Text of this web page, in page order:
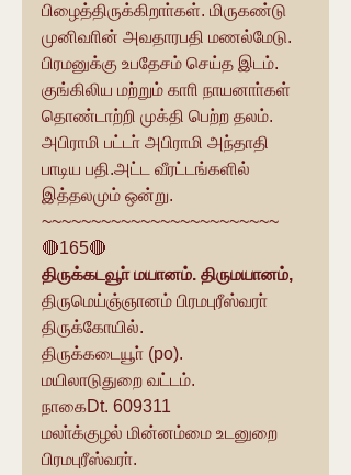
பிழைத்திருக்கிறாா்கள். மிருகண்டு
முனிவாின் அவதாரபதி மணல்மேடு.
பிரமனுக்கு உபதேசம் செய்த இடம்.
குங்கிலிய மற்றும் காாி நாயனாா்கள்
தொண்டாற்றி முக்தி பெற்ற தலம்.
அபிராமி பட்டா் அபிராமி அந்தாதி
பாடிய பதி.அட்ட வீரட்டங்களில்
இத்தலமும் ஒன்று.
~~~~~~~~~~~~~~~~~~~~~~~~
🔴165🔴
திருக்கடவூா் மயானம். திருமயானம்,
திருமெய்ஞ்ஞானம் பிரமபுரீஸ்வரா்
திருக்கோயில்.
திருக்கடையூா் (po).
மயிலாடுதுறை வட்டம்.
நாகைDt. 609311
மலா்க்குழல் மின்னம்மை உடனுறை
பிரமபுரீஸ்வரா்.